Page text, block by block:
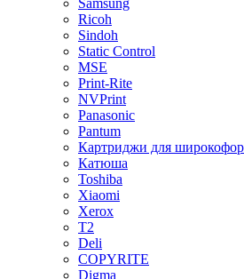
Samsung
Ricoh
Sindoh
Static Control
MSE
Print-Rite
NVPrint
Panasonic
Pantum
Картриджи для
Катюша
Toshiba
Xiaomi
Xerox
T2
Deli
COPYRITE
Digma